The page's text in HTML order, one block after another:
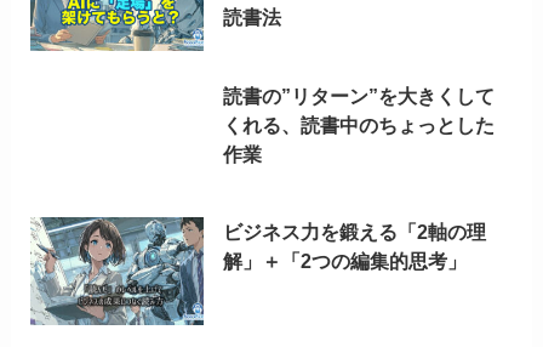
読書法
読書の”リターン”を大きくして
くれる、読書中のちょっとした
作業
ビジネス力を鍛える「2軸の理
解」＋「2つの編集的思考」